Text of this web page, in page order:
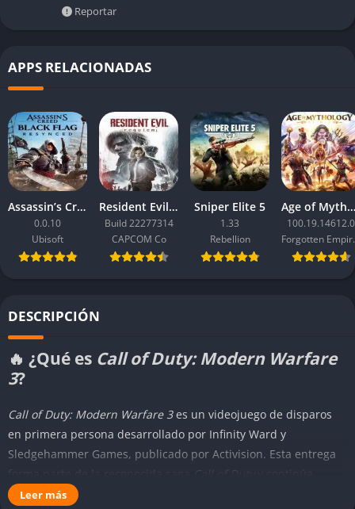
Reportar
APPS RELACIONADAS
Assassin’s Creed Black Flag Resynced
0.0.10
Ubisoft
Resident Evil Requiem
Build 22277314
CAPCOM Co
Sniper Elite 5
1.33
Rebellion
Age of Mythology: Retold
100.19.14612.0
DESCRIPCIÓN
🔥 ¿Qué es Call of Duty: Modern Warfare
3?
Call of Duty: Modern Warfare 3es un videojuego de disparos
en primera persona desarrollado por Infinity Ward y
Sledgehammer Games, publicado por Activision. Esta entrega
forma parte de la reconocida saga
y continúa
directamente los sucesos de
Leer más